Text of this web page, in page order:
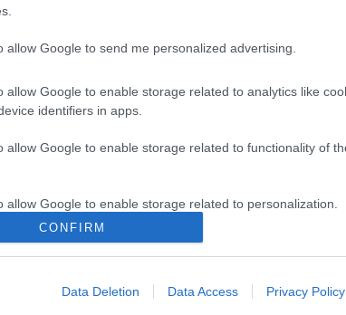
allow Google to send me personalized advertising.
allow Google to enable storage related to analytics like
identifiers in apps.
allow Google to enable storage related to functionality of
allow Google to enable storage related to personalization.
allow Google to enable storage related to security, including
CONFIRM
Data Deletion Data Access Privacy Policy
«Η σημερινή απόφαση του
νομιμότητα, αφού είναι ξεκάθαρο ότι η
παλιά ΠΑΕ των πολλών χρεών, που
όμως, οι αμαρτίες του
φέρουμε, εξακολουθούν να
μας είναι η οριστική άρση του «ban»
ενέργειες. Ο χρόνος
ότι η ΠΑΕ ΑΡΗΣ έκανε και κάνει το
άπαξ δια παντός από τα βάρη